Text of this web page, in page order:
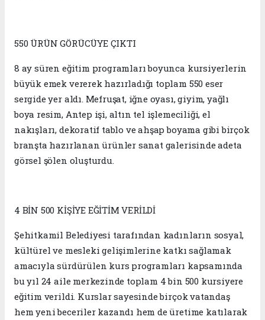
550 ÜRÜN GÖRÜCÜYE ÇIKTI
8 ay süren eğitim programları boyunca kursiyerlerin
büyük emek vererek hazırladığı toplam 550 eser
sergide yer aldı. Mefruşat, iğne oyası, giyim, yağlı
boya resim, Antep işi, altın tel işlemeciliği, el
nakışları, dekoratif tablo ve ahşap boyama gibi birçok
branşta hazırlanan ürünler sanat galerisinde adeta
görsel şölen oluşturdu.
4 BİN 500 KİŞİYE EĞİTİM VERİLDİ
Şehitkamil Belediyesi tarafından kadınların sosyal,
kültürel ve mesleki gelişimlerine katkı sağlamak
amacıyla sürdürülen kurs programları kapsamında
bu yıl 24 aile merkezinde toplam 4 bin 500 kursiyere
eğitim verildi. Kurslar sayesinde birçok vatandaş
hem yeni beceriler kazandı hem de üretime katılarak